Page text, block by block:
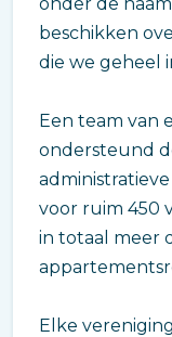
beschikken
die we geheel
Een team van
ondersteund
voor ruim 450
in totaal meer
Elke